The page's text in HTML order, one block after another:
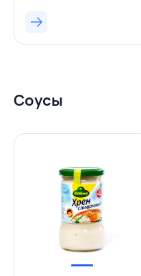
Соусы